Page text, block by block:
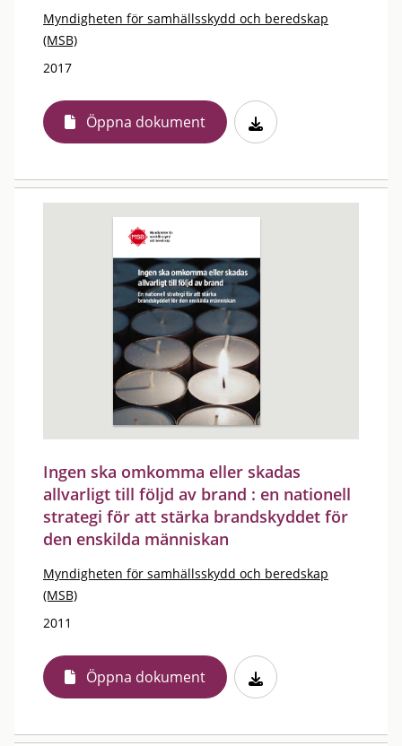
Myndigheten för samhällsskydd och beredskap
(MSB)
2017
Öppna dokument
Ingen ska omkomma eller skadas
allvarligt till följd av brand : en nationell
strategi för att stärka brandskyddet för
den enskilda människan
Myndigheten för samhällsskydd och beredskap
(MSB)
2011
Öppna dokument